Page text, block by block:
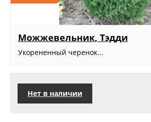
Можжевельник, Тэдди
Укорененный черенок...
Нет в наличии